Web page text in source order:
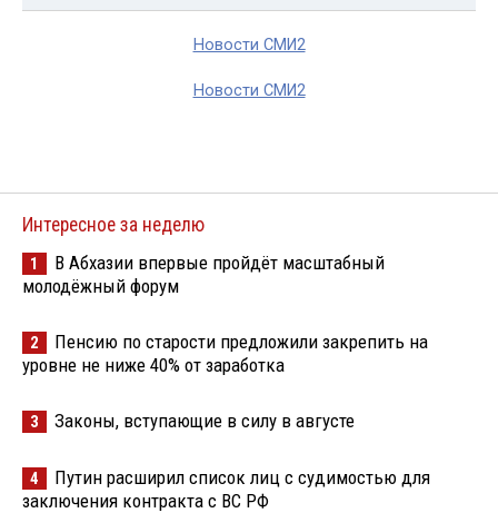
Новости СМИ2
Новости СМИ2
Интересное за неделю
1
В Абхазии впервые пройдёт масштабный
молодёжный форум
2
Пенсию по старости предложили закрепить на
уровне не ниже 40% от заработка
3 Законы, вступающие в силу в августе
4
Путин расширил список лиц с судимостью для
заключения контракта с ВС РФ